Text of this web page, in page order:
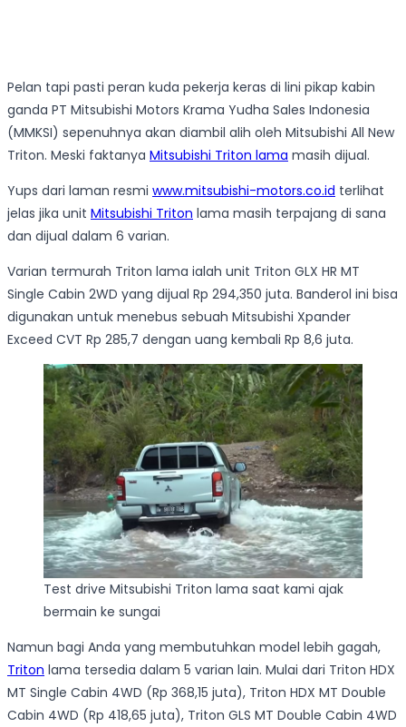
Pelan tapi pasti peran kuda pekerja keras di lini pikap kabin
ganda PT Mitsubishi Motors Krama Yudha Sales Indonesia
(MMKSI) sepenuhnya akan diambil alih oleh Mitsubishi All New
Triton. Meski faktanya Mitsubishi Triton lama masih dijual.
Yups dari laman resmi www.mitsubishi-motors.co.id terlihat
jelas jika unit Mitsubishi Triton lama masih terpajang di sana
dan dijual dalam 6 varian.
Varian termurah Triton lama ialah unit Triton GLX HR MT
Single Cabin 2WD yang dijual Rp 294,350 juta. Banderol ini bisa
digunakan untuk menebus sebuah Mitsubishi Xpander
Exceed CVT Rp 285,7 dengan uang kembali Rp 8,6 juta.
Test drive Mitsubishi Triton lama saat kami ajak
bermain ke sungai
Namun bagi Anda yang membutuhkan model lebih gagah,
Triton lama tersedia dalam 5 varian lain. Mulai dari Triton HDX
MT Single Cabin 4WD (Rp 368,15 juta), Triton HDX MT Double
Cabin 4WD (Rp 418,65 juta), Triton GLS MT Double Cabin 4WD